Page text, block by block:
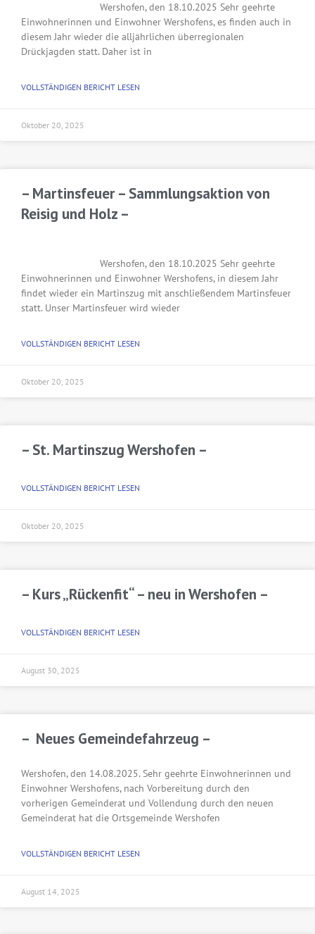
Wershofen, den 18.10.2025 Sehr geehrte
Einwohnerinnen und Einwohner Wershofens, es finden auch in
diesem Jahr wieder die alljährlichen überregionalen
Drückjagden statt. Daher ist in
VOLLSTÄNDIGEN BERICHT LESEN
Oktober 20, 2025
– Martinsfeuer – Sammlungsaktion von
Reisig und Holz –
Wershofen, den 18.10.2025 Sehr geehrte
Einwohnerinnen und Einwohner Wershofens, in diesem Jahr
findet wieder ein Martinszug mit anschließendem Martinsfeuer
statt. Unser Martinsfeuer wird wieder
VOLLSTÄNDIGEN BERICHT LESEN
Oktober 20, 2025
– St. Martinszug Wershofen –
VOLLSTÄNDIGEN BERICHT LESEN
Oktober 20, 2025
– Kurs „Rückenfit“ – neu in Wershofen –
VOLLSTÄNDIGEN BERICHT LESEN
August 30, 2025
– Neues Gemeindefahrzeug –
Wershofen, den 14.08.2025. Sehr geehrte Einwohnerinnen und
Einwohner Wershofens, nach Vorbereitung durch den
vorherigen Gemeinderat und Vollendung durch den neuen
Gemeinderat hat die Ortsgemeinde Wershofen
VOLLSTÄNDIGEN BERICHT LESEN
August 14, 2025